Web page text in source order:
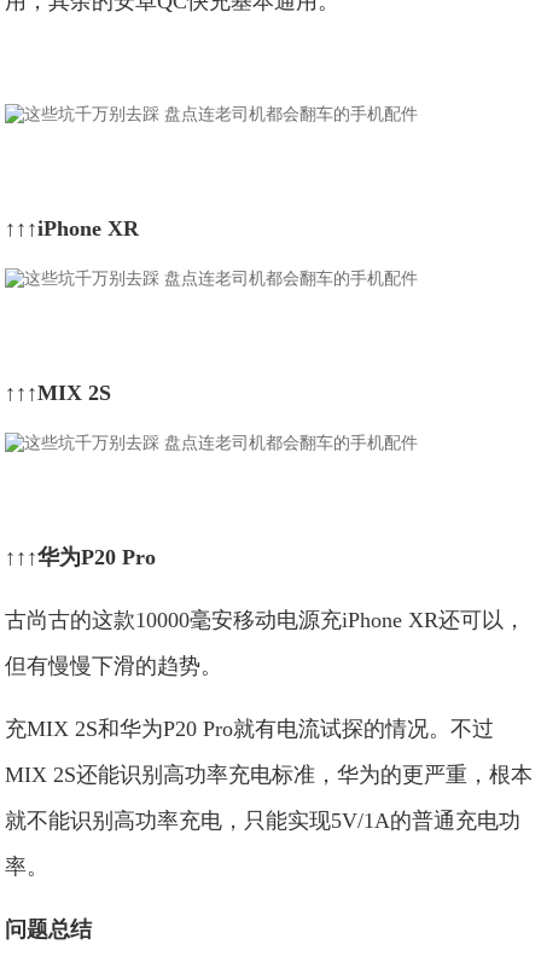
↑↑↑iPhone XR
↑↑↑MIX 2S
↑↑↑华为P20 Pro
古尚古的这款10000毫安移动电源充iPhone XR还可以，
但有慢慢下滑的趋势。
充MIX 2S和华为P20 Pro就有电流试探的情况。不过
MIX 2S还能识别高功率充电标准，华为的更严重，根本
就不能识别高功率充电，只能实现5V/1A的普通充电功
率。
问题总结